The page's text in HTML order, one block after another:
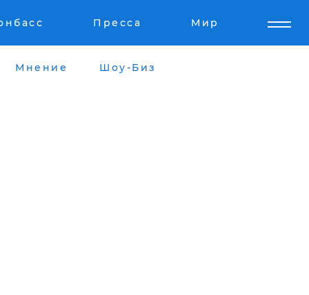
Пресса Мир
Мнение Шоу-Биз